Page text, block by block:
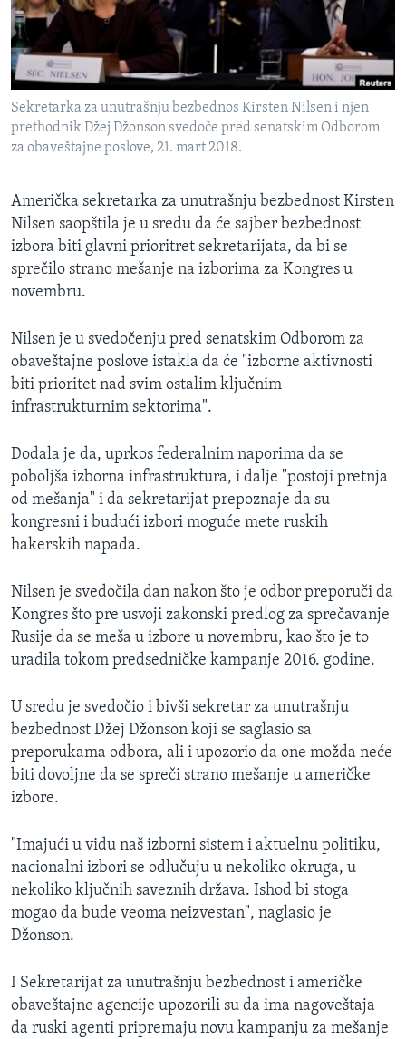
SPORT
INTERVJU
Sekretarka za unutrašnju bezbednos Kirsten Nilsen i njen
prethodnik Džej Džonson svedoče pred senatskim Odborom
za obaveštajne poslove, 21. mart 2018.
Američka sekretarka za unutrašnju bezbednost Kirsten
Nilsen saopštila je u sredu da će sajber bezbednost
izbora biti glavni prioritret sekretarijata, da bi se
sprečilo strano mešanje na izborima za Kongres u
novembru.
Nilsen je u svedočenju pred senatskim Odborom za
obaveštajne poslove istakla da će "izborne aktivnosti
biti prioritet nad svim ostalim ključnim
infrastrukturnim sektorima".
Dodala je da, uprkos federalnim naporima da se
poboljša izborna infrastruktura, i dalje "postoji pretnja
od mešanja" i da sekretarijat prepoznaje da su
kongresni i budući izbori moguće mete ruskih
hakerskih napada.
Nilsen je svedočila dan nakon što je odbor preporuči da
Kongres što pre usvoji zakonski predlog za sprečavanje
Rusije da se meša u izbore u novembru, kao što je to
uradila tokom predsedničke kampanje 2016. godine.
U sredu je svedočio i bivši sekretar za unutrašnju
bezbednost Džej Džonson koji se saglasio sa
preporukama odbora, ali i upozorio da one možda neće
biti dovoljne da se spreči strano mešanje u američke
izbore.
"Imajući u vidu naš izborni sistem i aktuelnu politiku,
nacionalni izbori se odlučuju u nekoliko okruga, u
nekoliko ključnih saveznih država. Ishod bi stoga
mogao da bude veoma neizvestan", naglasio je
Džonson.
I Sekretarijat za unutrašnju bezbednost i američke
obaveštajne agencije upozorili su da ima nagoveštaja
da ruski agenti pripremaju novu kampanju za mešanje